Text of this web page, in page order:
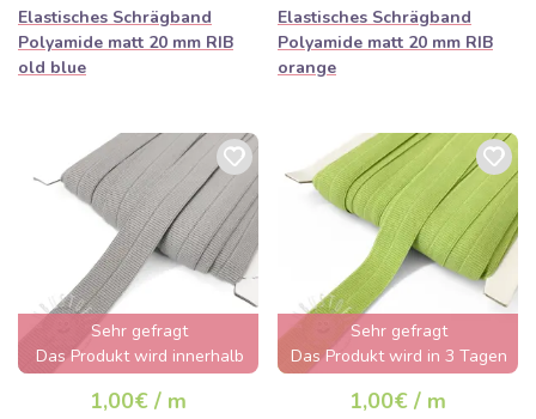
Elastisches Schrägband
Polyamide matt 20 mm RIB
old blue
Elastisches Schrägband
Polyamide matt 20 mm RIB
orange
Sehr gefragt
Das Produkt wird innerhalb
von wenigen Stunden
ausverkauft sein
1,00€ / m
Sehr gefragt
Das Produkt wird in 3 Tagen
ausverkauft sein
1,00€ / m